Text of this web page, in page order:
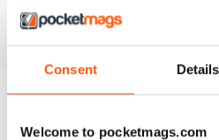
Consent Details
Welcome to pocketmags.com
and get all the latest exclusives
whatever device you have handy!
EDIZIONI INDIETRO